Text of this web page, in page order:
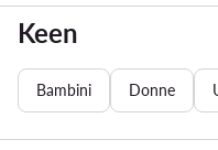
Keen
Bambini Donne